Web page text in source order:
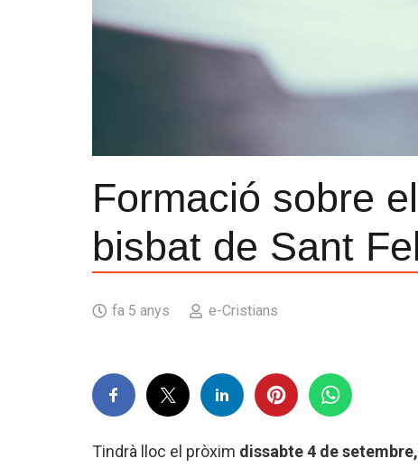
Formació sobre
bisbat de Sant
fa 5 anys e-Cristians
Tindrà lloc el pròxim dissabte 4 de